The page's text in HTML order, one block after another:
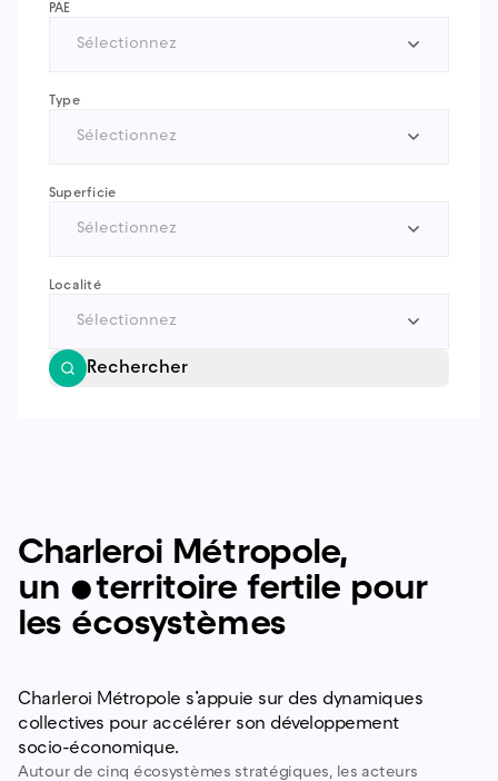
PAE
Sélectionnez
Type
Sélectionnez
Superficie
Sélectionnez
Localité
Sélectionnez
Rechercher
Charleroi Métropole,
un •territoire fertile pour
les écosystèmes
Charleroi Métropole s’appuie sur des dynamiques
collectives pour accélérer son développement
socio-économique.
Autour de cinq écosystèmes stratégiques, les acteurs